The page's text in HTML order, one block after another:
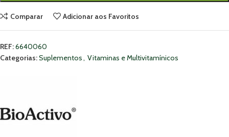
Comparar Adicionar aos Favoritos
REF:6640060
Categorias:Suplementos, Vitaminas e Multivitamínicos